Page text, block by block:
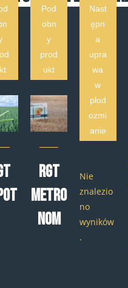
Pod
obn
y
prod
ukt
RGT
Metro
nom
Nast
ępn
a
upra
wa
w
płod
ozmi
anie
Nie
znalezio
no
wyników
.